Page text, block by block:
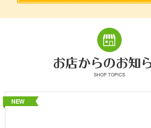
SHOP TOPICS
NEW